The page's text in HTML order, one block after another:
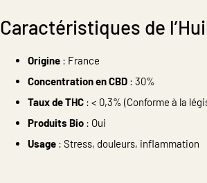
Caractéristiques de
Origine : France
Concentration en CBD : 30%
Taux de THC : < 0,3% (Conforme à la
Produits Bio : Oui
Usage : Stress, douleurs, inflammation